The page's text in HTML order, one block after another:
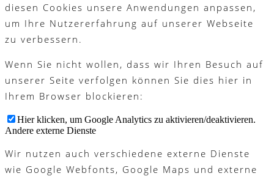
diesen Cookies unsere Anwendungen anpassen,
um Ihre Nutzererfahrung auf unserer Webseite
zu verbessern.
Wenn Sie nicht wollen, dass wir Ihren Besuch auf
unserer Seite verfolgen können Sie dies hier in
Ihrem Browser blockieren:
Hier klicken, um Google Analytics zu aktivieren/deaktivieren.
Andere externe Dienste
Wir nutzen auch verschiedene externe Dienste
wie Google Webfonts, Google Maps und externe